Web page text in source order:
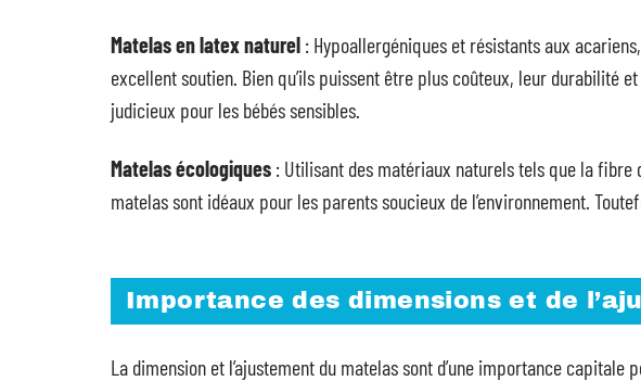
Matelas en latex naturel : Hypoallergéniques et résistants aux
excellent soutien. Bien qu’ils puissent être plus coûteux, leur durabilité
judicieux pour les bébés sensibles.
Matelas écologiques : Utilisant des matériaux naturels tels que la
matelas sont idéaux pour les parents soucieux de l’environnement.
Importance des dimensions et de
La dimension et l’ajustement du matelas sont d’une importance